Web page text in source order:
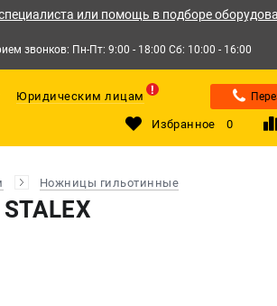
или помощь в подборе
звонков: Пн-Пт: 9:00 - 18:00 Сб: 10:00 - 16:00
Юридическим лицам
Избранное 0
Ножницы гильотинные